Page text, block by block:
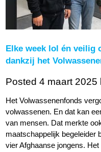
Elke week lol én veilig
dankzij het
Posted 4 maart 2025
Het Volwassenenfonds
volwassenen. En dat kan
van mensen. Dat merkte
maatschappelijk begeleider
vier Afghaanse jongens.